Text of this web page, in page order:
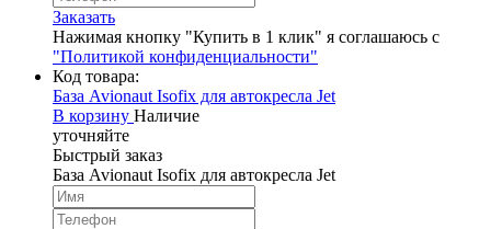
Заказать
Нажимая кнопку "Купить в 1 клик" я соглашаюсь с
"Политикой конфиденциальности"
Код товара:
База Avionaut Isofix для автокресла Jet
В корзину Наличие
уточняйте
Быстрый заказ
База Avionaut Isofix для автокресла Jet